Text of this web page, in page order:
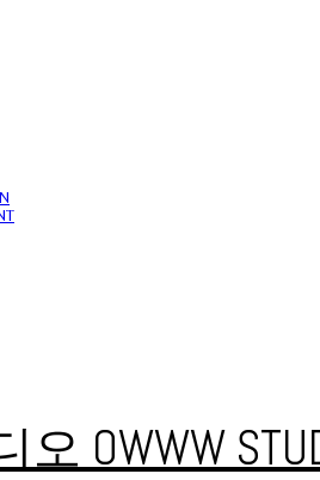
OWWW